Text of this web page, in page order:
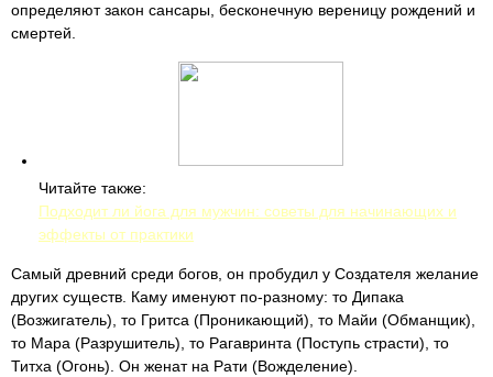
определяют закон сансары, бесконечную вереницу рождений и
смертей.
Читайте также:
Подходит ли йога для мужчин: советы для начинающих и
эффекты от практики
Самый древний среди богов, он пробудил у Создателя желание
других существ. Каму именуют по-разному: то Дипака
(Возжигатель), то Гритса (Проникающий), то Майи (Обманщик),
то Мара (Разрушитель), то Рагавринта (Поступь страсти), то
Титха (Огонь). Он женат на Рати (Вожделение).